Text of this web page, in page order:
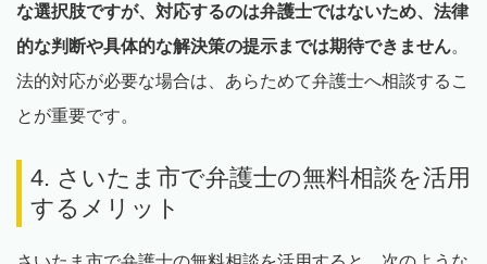
な選択肢ですが、対応するのは弁護士ではないため、法律
的な判断や具体的な解決策の提示までは期待できません。
法的対応が必要な場合は、あらためて弁護士へ相談するこ
とが重要です。
4. さいたま市で弁護士の無料相談を活用
するメリット